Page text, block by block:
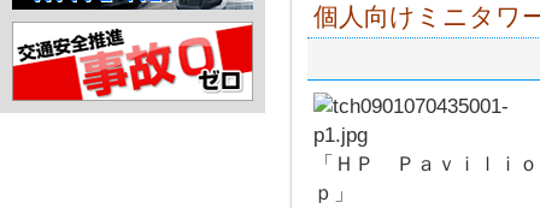
個人向けミニタワ
「ＨＰ Ｐａｖｉｌ
ｐ」